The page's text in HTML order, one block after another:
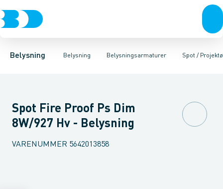
Belysning Belysning
Belysning Belysningsarmaturer
LyskilderBelysningsarmaturerLysstyringTilbehør tilSpot /
PendlerIndustriarmatur og halbelysningArmaturer for vej og
Spot Fire Proof Ps Dim
8W/927 Hv - Belysning
VARENUMMER 5642013858